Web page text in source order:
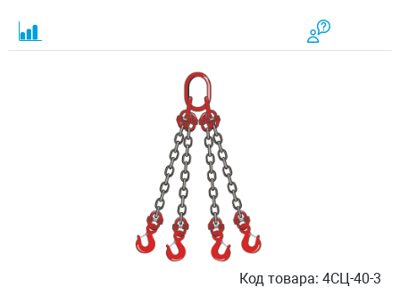
Код товара: 4СЦ-40-3